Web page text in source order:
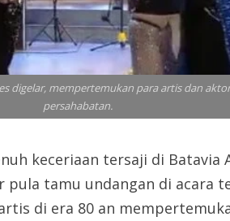
digelar, mempertemukan para artis dan
persahabatan.
keceriaan tersaji di Batavia
tamu undangan di acara
di era 80 an